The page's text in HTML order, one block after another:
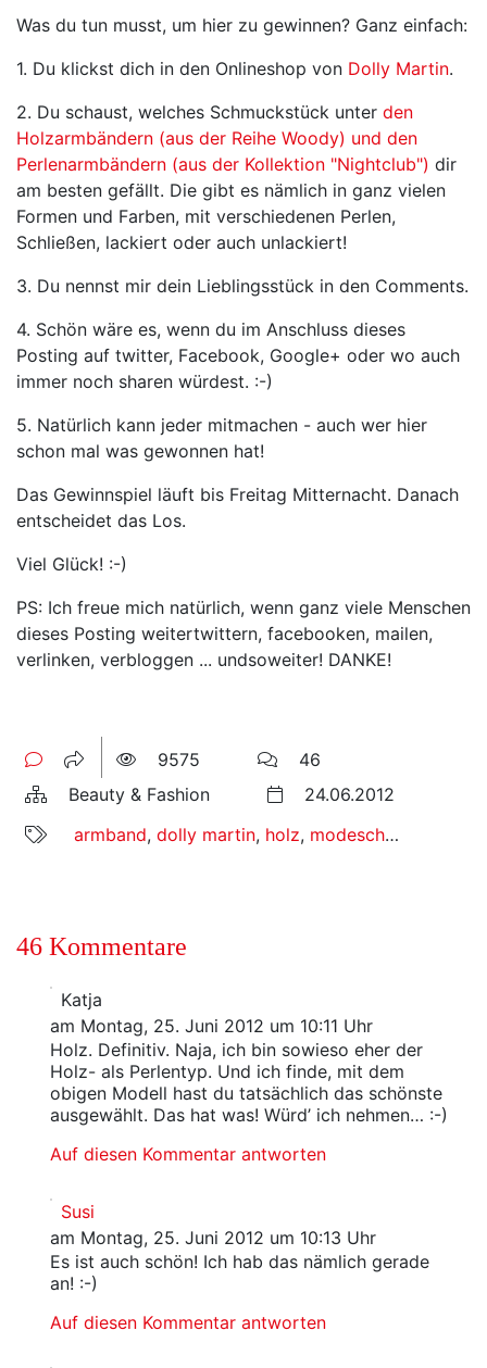
Was du tun musst, um hier zu gewinnen? Ganz einfach:
1. Du klickst dich in den Onlineshop von Dolly Martin.
2. Du schaust, welches Schmuckstück unter den
Holzarmbändern (aus der Reihe Woody) und den
Perlenarmbändern (aus der Kollektion "Nightclub") dir
am besten gefällt. Die gibt es nämlich in ganz vielen
Formen und Farben, mit verschiedenen Perlen,
Schließen, lackiert oder auch unlackiert!
3. Du nennst mir dein Lieblingsstück in den Comments.
4. Schön wäre es, wenn du im Anschluss dieses
Posting auf twitter, Facebook, Google+ oder wo auch
immer noch sharen würdest. :-)
5. Natürlich kann jeder mitmachen - auch wer hier
schon mal was gewonnen hat!
Das Gewinnspiel läuft bis Freitag Mitternacht. Danach
entscheidet das Los.
Viel Glück! :-)
PS: Ich freue mich natürlich, wenn ganz viele Menschen
dieses Posting weitertwittern, facebooken, mailen,
verlinken, verbloggen ... undsoweiter! DANKE!
9575
46
Beauty & Fashion
24.06.2012
armband, dolly martin, holz, modeschmuck
46 Kommentare
Katja
am Montag, 25. Juni 2012 um 10:11 Uhr
Holz. Definitiv. Naja, ich bin sowieso eher der
Holz- als Perlentyp. Und ich finde, mit dem
obigen Modell hast du tatsächlich das schönste
ausgewählt. Das hat was! Würd’ ich nehmen… :-)
Auf diesen Kommentar antworten
Susi
am Montag, 25. Juni 2012 um 10:13 Uhr
Es ist auch schön! Ich hab das nämlich gerade
an! :-)
Auf diesen Kommentar antworten